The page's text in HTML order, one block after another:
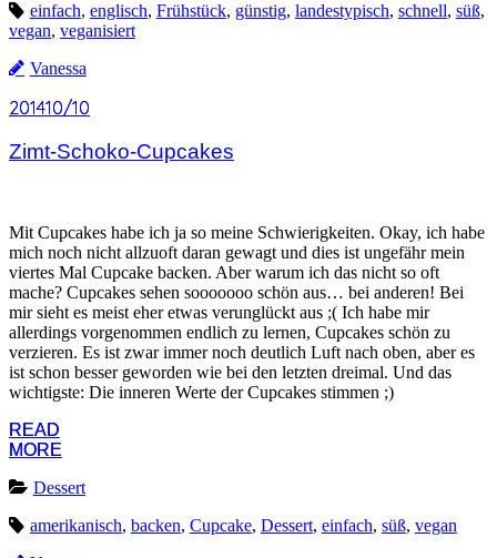
einfach, englisch, Frühstück, günstig, landestypisch, schnell, süß,
vegan, veganisiert
Vanessa
201410/10
201410/10
Zimt-Schoko-Cupcakes
Mit Cupcakes habe ich ja so meine Schwierigkeiten. Okay, ich habe
mich noch nicht allzuoft daran gewagt und dies ist ungefähr mein
viertes Mal Cupcake backen. Aber warum ich das nicht so oft
mache? Cupcakes sehen sooooooo schön aus… bei anderen! Bei
mir sieht es meist eher etwas verunglückt aus ;( Ich habe mir
allerdings vorgenommen endlich zu lernen, Cupcakes schön zu
verzieren. Es ist zwar immer noch deutlich Luft nach oben, aber es
ist schon besser geworden wie bei den letzten dreimal. Und das
wichtigste: Die inneren Werte der Cupcakes stimmen ;)
READ
MORE
READ
MORE
Dessert
amerikanisch, backen, Cupcake, Dessert, einfach, süß, vegan